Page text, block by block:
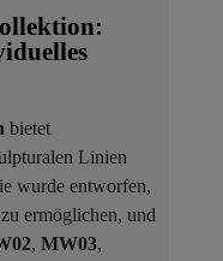
bietet
Linien
wurde entworfen,
ermöglichen, und
, MW03,